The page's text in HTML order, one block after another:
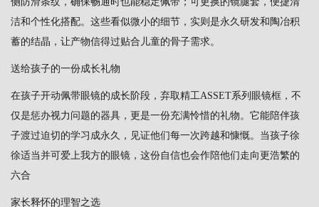
洁和个性化搭配。这些看似微小的细节，实则是永久研发和陶冶积
蓄的结晶，让产物信得过贴合儿童的骨子需求。
送给孩子的一份成长礼物
在孩子开动佩带眼镜的成长阶段，弃取精工ASSET系列眼镜框，不
仅是惩办视力问题的器具，更是一份充满怜惜的礼物。它能陪伴孩
子渡过迫切的学习成永久，见证他们每一次跨越和慷慨。当孩子徐
徐适当并可爱上我方的眼镜，这份自信也会作陪他们走向更浩繁的
六合
家长释怀的理智之选